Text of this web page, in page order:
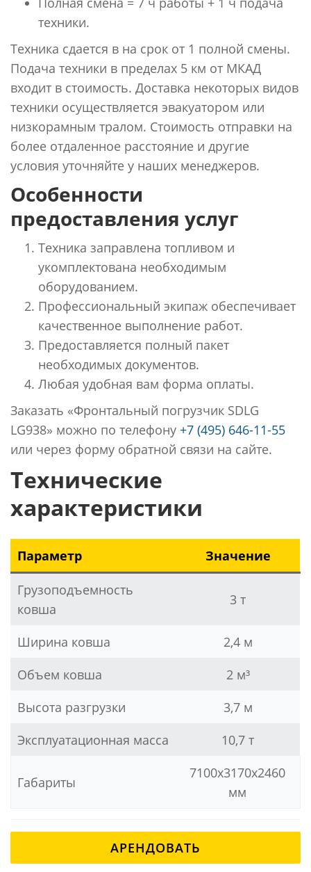
техники.
Техника сдается в на срок от 1 полной смены.
Подача техники в пределах 5 км от МКАД
входит в стоимость. Доставка некоторых видов
техники осуществляется эвакуатором или
низкорамным тралом. Стоимость отправки на
более отдаленное расстояние и другие
условия уточняйте у наших менеджеров.
Особенности
предоставления услуг
Техника заправлена топливом и
укомплектована необходимым
оборудованием.
Профессиональный экипаж обеспечивает
качественное выполнение работ.
Предоставляется полный пакет
необходимых документов.
Любая удобная вам форма оплаты.
Заказать «Фронтальный погрузчик SDLG
LG938» можно по телефону +7 (495) 646-11-55
или через форму обратной связи на сайте.
Технические
характеристики
Параметр Значение
Грузоподъемность
ковша
3 т
Ширина ковша
2,4 м
Объем ковша
2 м³
Высота разгрузки
3,7 м
Эксплуатационная масса
10,7 т
Габариты
7100x3170x2460
мм
АРЕНДОВАТЬ